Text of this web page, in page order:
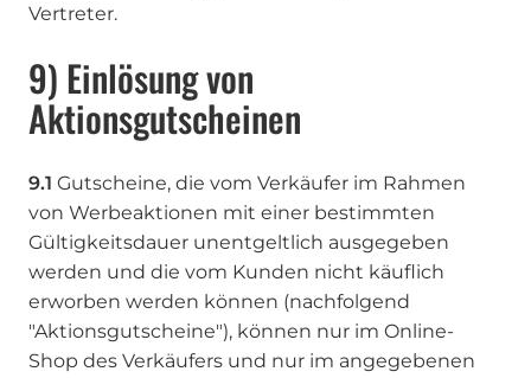
Vertreter.
9) Einlösung von
Aktionsgutscheinen
9.1 Gutscheine, die vom Verkäufer im Rahmen
von Werbeaktionen mit einer bestimmten
Gültigkeitsdauer unentgeltlich ausgegeben
werden und die vom Kunden nicht käuflich
erworben werden können (nachfolgend
"Aktionsgutscheine"), können nur im Online-
Shop des Verkäufers und nur im angegebenen